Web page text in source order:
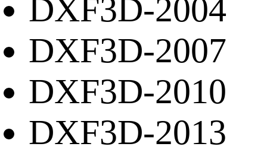
DXF3D-2004
DXF3D-2007
DXF3D-2010
DXF3D-2013